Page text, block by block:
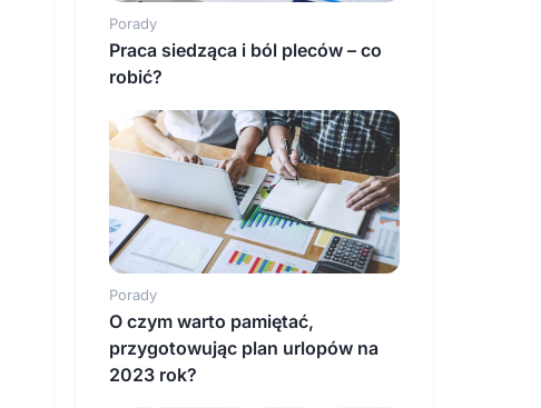
Porady
Praca siedząca i ból pleców – co
robić?
Porady
O czym warto pamiętać,
przygotowując plan urlopów na
2023 rok?